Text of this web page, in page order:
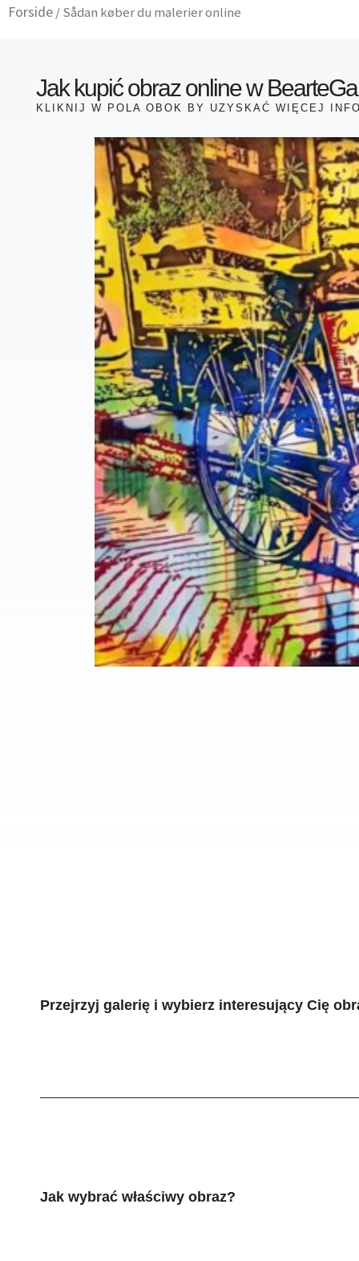
GåForside/ Sådan køber du malerier online
Jak kupić obraz online w
KLIKNIJ W POLA OBOK BY UZYSKAĆ WIĘCEJ
Przejrzyj galerię i wybierz interesujący Cię
Jak wybrać właściwy obraz?